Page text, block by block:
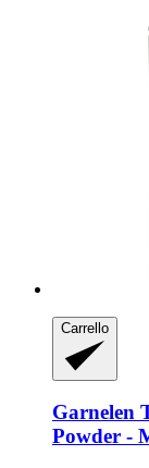
Carrello
Garnelen
Powder -​